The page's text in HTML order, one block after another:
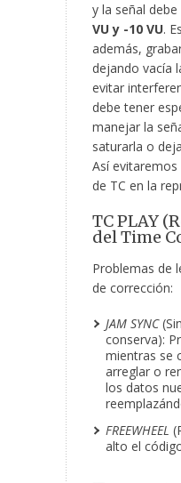
y la señal
VU y -10 VU.
además,
dejando vacía
evitar
debe tener
manejar la
saturarla o
Así
de TC en la
TC PLAY
del Time
Problemas de
de corrección:
JAM SYNC
conserva):
mientras se
arreglar o
los datos
FREEWHEEL
alto el